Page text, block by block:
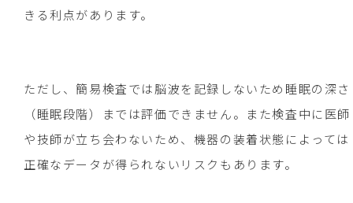
きる利点があります。
ただし、簡易検査では脳波を記録しないため睡眠の深さ
（睡眠段階）までは評価できません。また検査中に医師
や技師が立ち会わないため、機器の装着状態によっては
正確なデータが得られないリスクもあります。